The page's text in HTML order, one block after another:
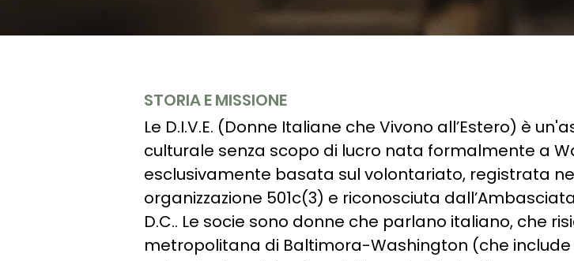
STORIA E MISSIONE
Le D.I.V.E. (Donne Italiane che Vivono all’Estero) è
culturale senza scopo di lucro nata formalmente a
esclusivamente basata sul volontariato, registrata
organizzazione 501c(3) e riconosciuta
D.C.. Le socie sono donne che parlano italiano, che
metropolitana di Baltimora-Washington (che include